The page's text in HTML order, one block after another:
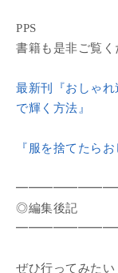
PPS
書籍も是非ご覧く
最新刊『おしゃ
で輝く方法』
『服を捨てたら
◎編集後記
ぜひ行ってみたい